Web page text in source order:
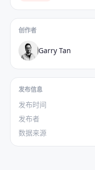
创作者
Garry Tan
发布信息
发布时间
发布者
数据来源